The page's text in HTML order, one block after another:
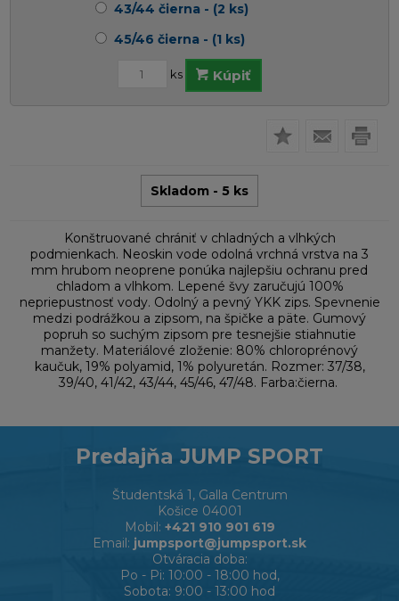
43/44 čierna - (2 ks)
45/46 čierna - (1 ks)
ks Kúpiť
Skladom - 5 ks
Konštruované chrániť v chladných a vlhkých
podmienkach. Neoskin vode odolná vrchná vrstva na 3
mm hrubom neoprene ponúka najlepšiu ochranu pred
chladom a vlhkom. Lepené švy zaručujú 100%
nepriepustnosť vody. Odolný a pevný YKK zips. Spevnenie
medzi podrážkou a zipsom, na špičke a päte. Gumový
popruh so suchým zipsom pre tesnejšie stiahnutie
manžety. Materiálové zloženie: 80% chloroprénový
kaučuk, 19% polyamid, 1% polyuretán. Rozmer: 37/38,
39/40, 41/42, 43/44, 45/46, 47/48. Farba:čierna.
Predajňa JUMP SPORT
Študentská 1, Galla Centrum
Košice 04001
Mobil: +421 910 901 619
Email: jumpsport@jumpsport.sk
Otváracia doba:
Po - Pi: 10:00 - 18:00 hod,
Sobota: 9:00 - 13:00 hod